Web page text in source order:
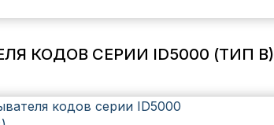
КОДОВ СЕРИИ ID5000 (ТИП B)